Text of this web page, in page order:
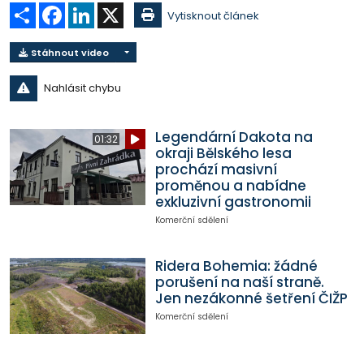
Sdílet Facebook
LinkedIn Vytisknout článek
Stáhnout video
Nahlásit chybu
01:32
Legendární Dakota na
okraji Bělského lesa
prochází masivní
proměnou a nabídne
exkluzivní gastronomii
Komerční sdělení
Ridera Bohemia: žádné
porušení na naší straně.
Jen nezákonné šetření ČIŽP
Komerční sdělení